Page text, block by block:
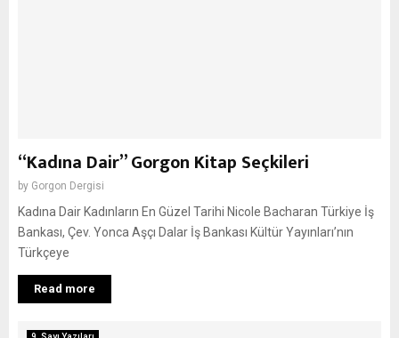
“Kadına Dair” Gorgon Kitap Seçkileri
by Gorgon Dergisi
Kadına Dair Kadınların En Güzel Tarihi Nicole Bacharan Türkiye İş
Bankası, Çev. Yonca Aşçı Dalar İş Bankası Kültür Yayınları’nın
Türkçeye
Read more